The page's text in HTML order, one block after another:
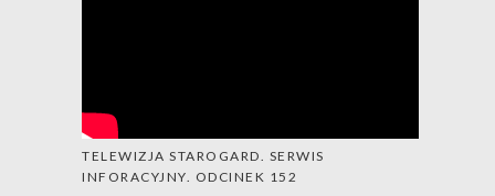
TELEWIZJA STAROGARD. SERWIS
INFORACYJNY. ODCINEK 152